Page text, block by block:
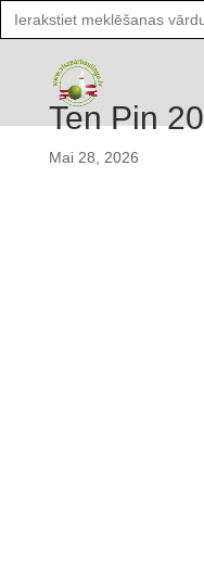
Search
for:
Ten Pin
Mai 28, 2026